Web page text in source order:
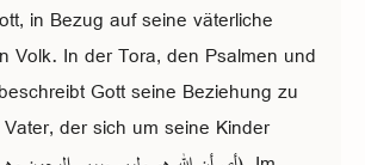
in Bezug auf seine väterliche
Volk. In der Tora, den Psalmen und
Gott seine Beziehung zu
der sich um seine Kinder